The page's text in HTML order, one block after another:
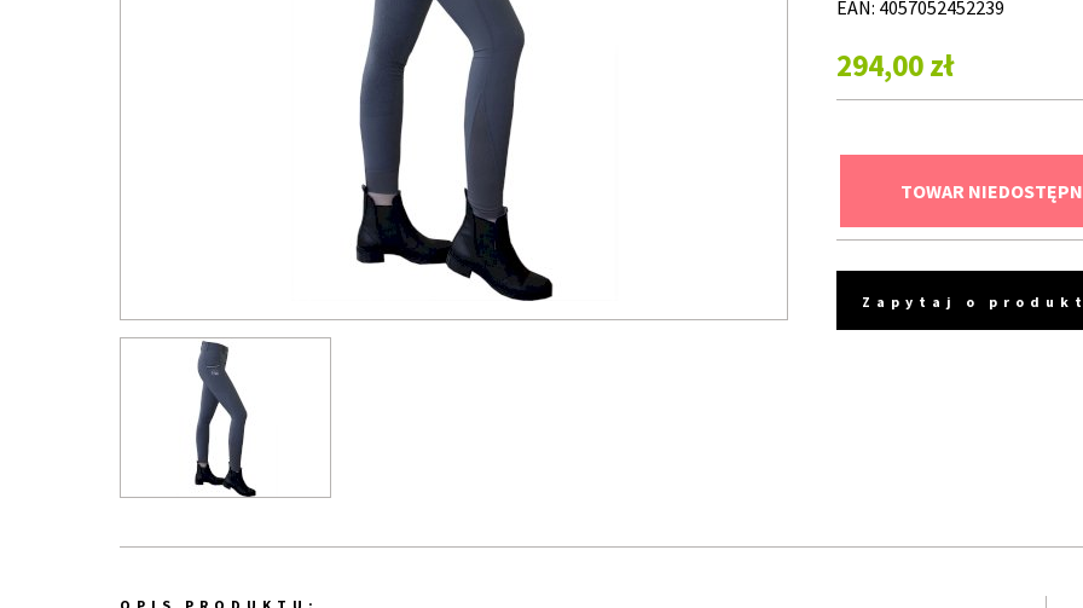
EAN: 4057052452239
294,00 zł
TOWAR
Zapytaj o